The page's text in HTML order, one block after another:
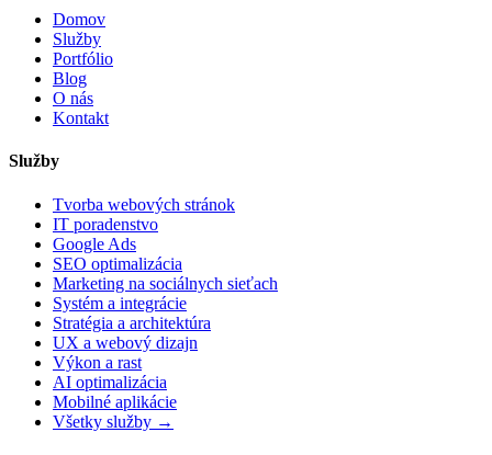
Domov
Služby
Portfólio
Blog
O nás
Kontakt
Služby
Tvorba webových stránok
IT poradenstvo
Google Ads
SEO optimalizácia
Marketing na sociálnych sieťach
Systém a integrácie
Stratégia a architektúra
UX a webový dizajn
Výkon a rast
AI optimalizácia
Mobilné aplikácie
Všetky služby →